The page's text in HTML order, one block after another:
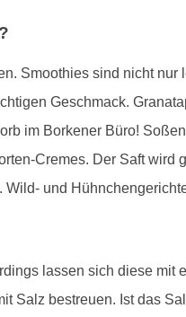
Smoothies sind nicht
Geschmack.
im Borkener Büro!
Cremes. Der Saft
und
lassen sich diese mit
Salz bestreuen. Ist das